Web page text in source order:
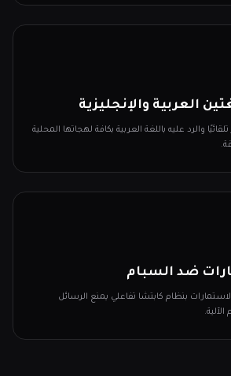
العربية والإنجليزية
والرد عليه باللغة العربية بكافة لهجاتها المحلية
ضد السبام
بنظام كابتشا تفاعلي يمنع الرسائل